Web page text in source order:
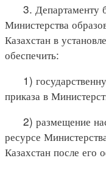
3. Департаменту
Министерства
Казахстан в
обеспечить:
1)
приказа в
2) размещение
ресурсе
Казахстан после его